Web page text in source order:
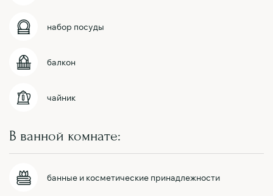
набор посуды
балкон
чайник
В ванной комнате:
банные и косметические принадлежности